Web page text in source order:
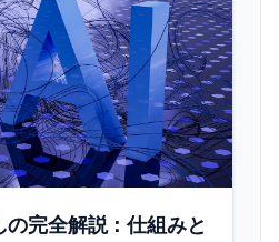
完全解説：仕組みと